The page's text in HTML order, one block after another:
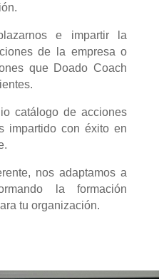
e impartir la
de la empresa o
que Doado Coach
catálogo de acciones
impartido con éxito en
nos adaptamos a
la formación
tu organización.